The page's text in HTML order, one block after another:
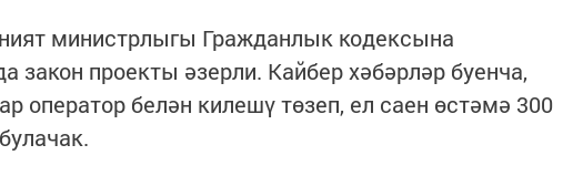
министрлыгы Гражданлык кодексына
закон проекты әзерли. Кайбер хәбәрләр буенча,
оператор белән килешү төзеп, ел саен өстәмә 300